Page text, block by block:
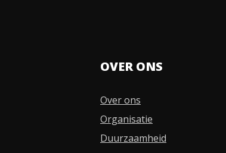
OVER ONS
Over ons
Organisatie
Duurzaamheid